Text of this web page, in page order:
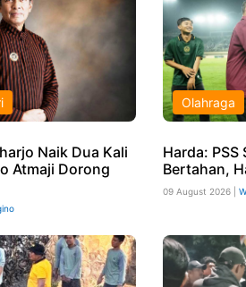
Naik Dua Kali
Atmaji Dorong
Olahraga
Harda: PSS
Bertahan,
09 August 2026 |